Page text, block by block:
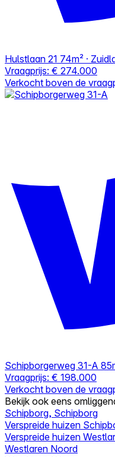
Hulstlaan 21 74m² ·
Vraagprijs: € 274.000
Verkocht boven de
Schipborgerweg 31-A
Vraagprijs: € 198.000
Verkocht boven de
Bekijk ook eens
Schipborg, Schipborg
Verspreide huizen
Verspreide huizen
Westlaren Noord